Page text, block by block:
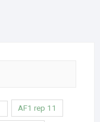
AF1 rep 11